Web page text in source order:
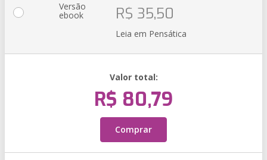
Versão
ebook R$ 35,50
Leia em Pensática
Valor total:
R$ 80,79
Comprar